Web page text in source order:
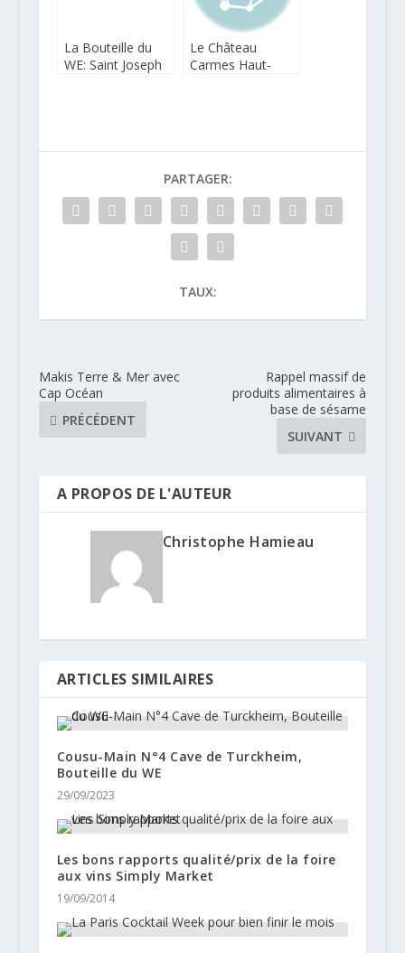
La Bouteille du
WE: Saint Joseph
Le Château
Carmes Haut-
PARTAGER:
TAUX:
Makis Terre & Mer avec
Cap Océan
PRÉCÉDENT
Rappel massif de
produits alimentaires à
base de sésame
SUIVANT
A PROPOS DE L'AUTEUR
Christophe Hamieau
ARTICLES SIMILAIRES
Cousu-Main N°4 Cave de Turckheim,
Bouteille du WE
29/09/2023
Les bons rapports qualité/prix de la foire
aux vins Simply Market
19/09/2014